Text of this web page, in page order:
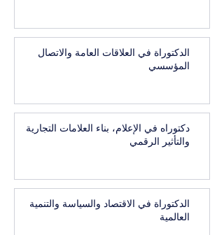
الدكتوراة في العلاقات العامة والاتصال
المؤسسي
دكتوراه في الإعلام، بناء العلامات التجارية
والتأثير الرقمي
الدكتوراة في الاقتصاد والسياسة والتنمية
العالمية